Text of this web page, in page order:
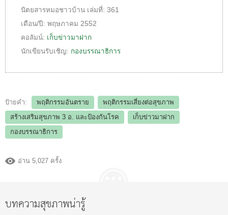
นิตยสารหมอชาวบ้าน เล่มที่: 361
เดือน/ปี: พฤษภาคม 2552
คอลัมน์: เก็บข่าวมาฝาก
นักเขียนรับเชิญ: กองบรรณาธิการ
ป้ายคำ: พฤติกรรมอันตราย
พฤติกรรมเสี่ยงต่อสุขภาพ
สร้างเสริมสุขภาพ 3 อ.​ และป้องกันโรค
เก็บข่าวมาฝาก
กองบรรณาธิการ
อ่าน 5,027 ครั้ง
บทความสุขภาพน่ารู้